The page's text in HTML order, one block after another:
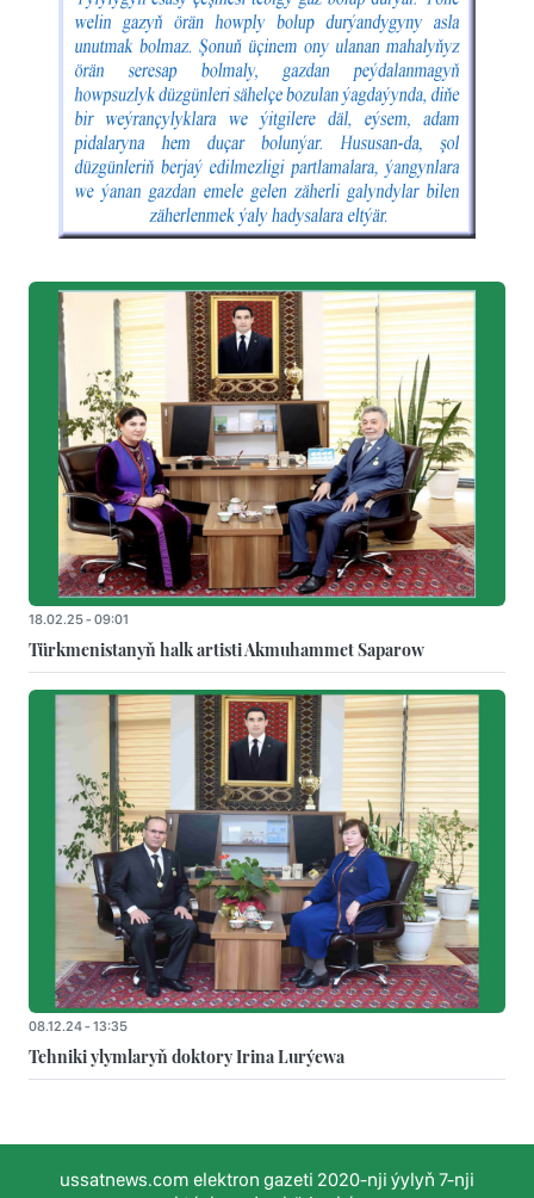
18.02.25 - 09:01
Türkmenistanyň halk artisti Akmuhammet Saparow
08.12.24 - 13:35
Tehniki ylymlaryň doktory Irina Lurýewa
ussatnews.com elektron gazeti 2020-nji ýylyň 7-nji